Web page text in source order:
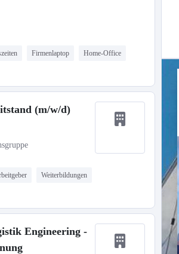
Firmenlaptop Home-Office
(m/w/d)
Weiterbildungen
Engineering -